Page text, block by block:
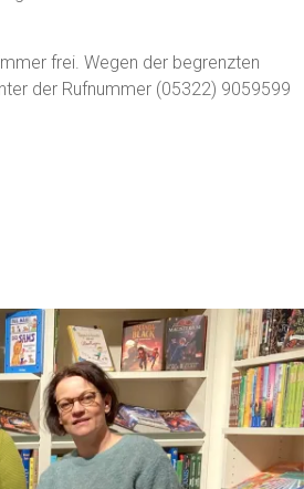
frei. Wegen der begrenzten
der Rufnummer (05322) 9059599